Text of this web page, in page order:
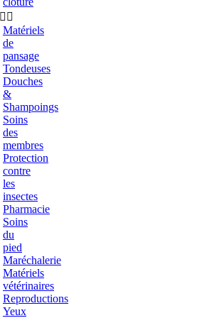
 
Matériels
de
pansage
Tondeuses
Douches
&
Shampoings
Soins
des
membres
Protection
contre
les
insectes
Pharmacie
Soins
du
pied
Maréchalerie
Matériels
vétérinaires
Reproductions
Yeux